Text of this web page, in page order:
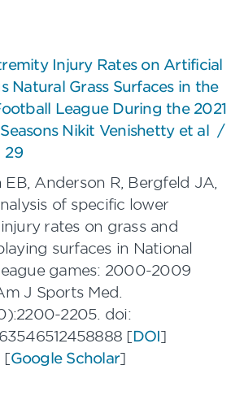
Injury Rates on Artificial
Natural Grass Surfaces in the
League During the 2021
Nikit Venishetty et al /
29
EB, Anderson R, Bergfeld JA,
of specific lower
rates on grass and
surfaces in National
games: 2000-2009
J Sports Med.
2205. doi:
[DOI]
[Google Scholar]